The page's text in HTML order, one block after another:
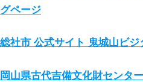
グページ
総社市 公式サイト 鬼城山ビ
岡山県古代吉備文化財センタ